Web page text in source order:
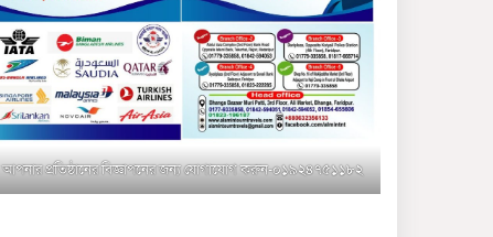
রফিকের ক্ষমতার দাপট ও গণ-
অসন্তোষের তথ্য গায়েব করে
ত্রিশাল থানার সাজানো রিপোর্ট
মুক্তাগাছায় জুলাই শহীদ
সামিদের কবর জিয়ারত ও পৌর
কমিটির কার্যক্রম শুরু
শহিদুল ইসলাম বাবুলের হাত
আপনার প্রতিষ্ঠানের বিজ্ঞাপনের জন্য যোগাযোগ করুন-০১৯২৪৭৫১১৮২